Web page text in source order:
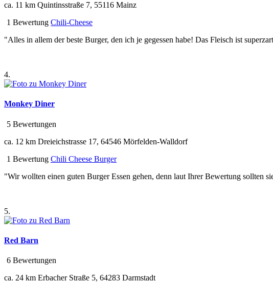
ca. 11 km Quintinsstraße 7, 55116 Mainz
1 Bewertung Chili-Cheese
"Alles in allem der beste Burger, den ich je gegessen habe! Das Fleisch ist
4.
Monkey Diner
5 Bewertungen
ca. 12 km Dreieichstrasse 17, 64546 Mörfelden-Walldorf
1 Bewertung Chili Cheese Burger
"Wir wollten einen guten Burger Essen gehen, denn laut Ihrer Bewertung sollten
5.
Red Barn
6 Bewertungen
ca. 24 km Erbacher Straße 5, 64283 Darmstadt